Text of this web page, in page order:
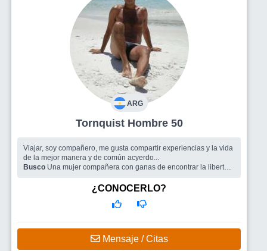
ARG
Tornquist Hombre 50
Viajar, soy compañero, me gusta compartir experiencias y la vida
de la mejor manera y de común acyerdo...
Busco Una mujer compañera con ganas de encontrar la libertad
¿CONOCERLO?
Mensaje / Citas